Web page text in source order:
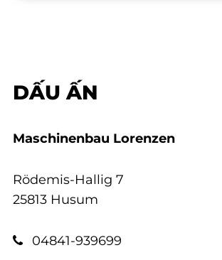
DẤU ẤN
Maschinenbau Lorenzen
Rödemis-Hallig 7
25813 Husum
04841-939699